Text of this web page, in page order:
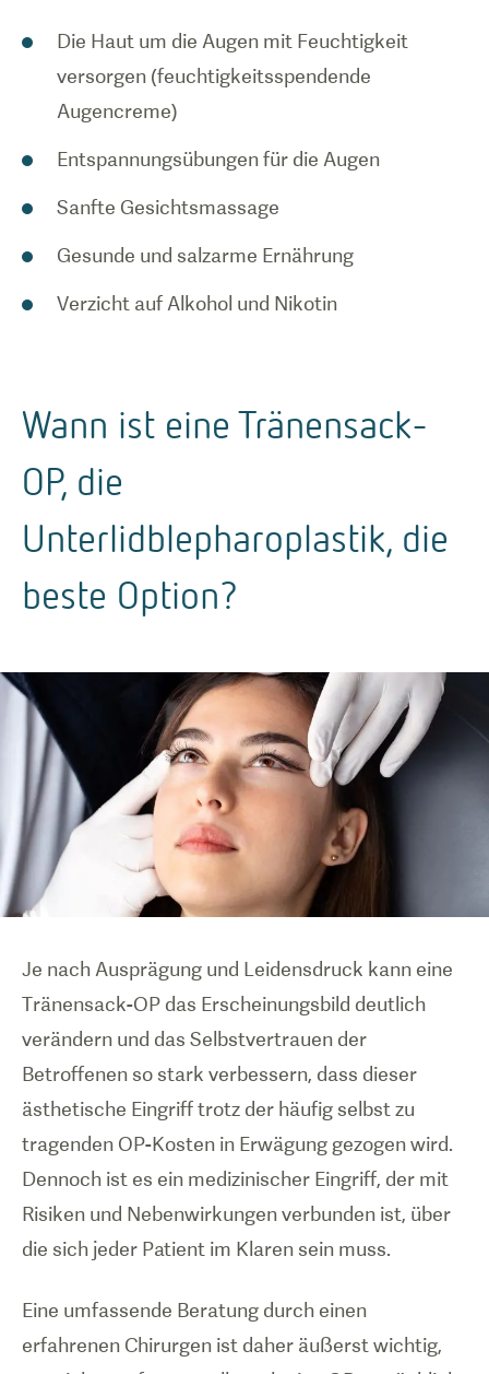
Die Haut um die Augen mit Feuchtigkeit
versorgen (feuchtigkeitsspendende
Augencreme)
Entspannungsübungen für die Augen
Sanfte Gesichtsmassage
Gesunde und salzarme Ernährung
Verzicht auf Alkohol und Nikotin
Wann ist eine Tränensack-
OP, die
Unterlidblepharoplastik, die
beste Option?
Je nach Ausprägung und Leidensdruck kann eine
Tränensack-OP das Erscheinungsbild deutlich
verändern und das Selbstvertrauen der
Betroffenen so stark verbessern, dass dieser
ästhetische Eingriff trotz der häufig selbst zu
tragenden OP-Kosten in Erwägung gezogen wird.
Dennoch ist es ein medizinischer Eingriff, der mit
Risiken und Nebenwirkungen verbunden ist, über
die sich jeder Patient im Klaren sein muss.
Eine umfassende Beratung durch einen
erfahrenen Chirurgen ist daher äußerst wichtig,